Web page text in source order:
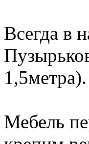
Всегда в
1,5метра).
Мебель